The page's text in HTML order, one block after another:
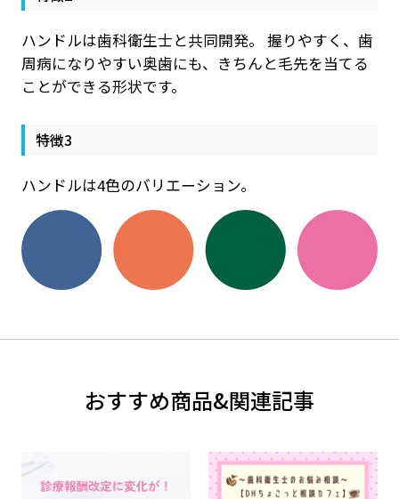
ハンドルは歯科衛生士と共同開発。 握りやすく、歯
周病になりやすい奥歯にも、きちんと毛先を当てる
ことができる形状です。
特徴3
ハンドルは4色のバリエーション。
おすすめ商品&関連記事